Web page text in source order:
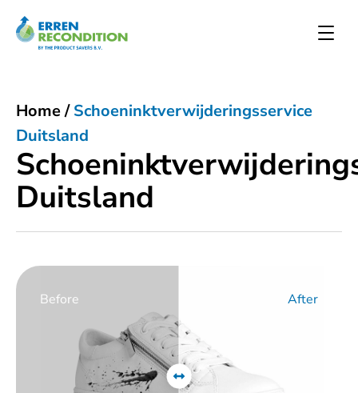
Duitsland
Home/Schoeninktverwijderingsservice
Duitsland
Before After